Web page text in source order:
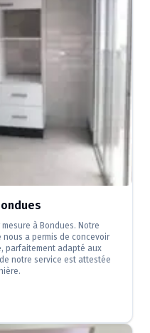
à Bondues. Notre
a permis de concevoir
parfaitement adapté aux
notre service est attestée